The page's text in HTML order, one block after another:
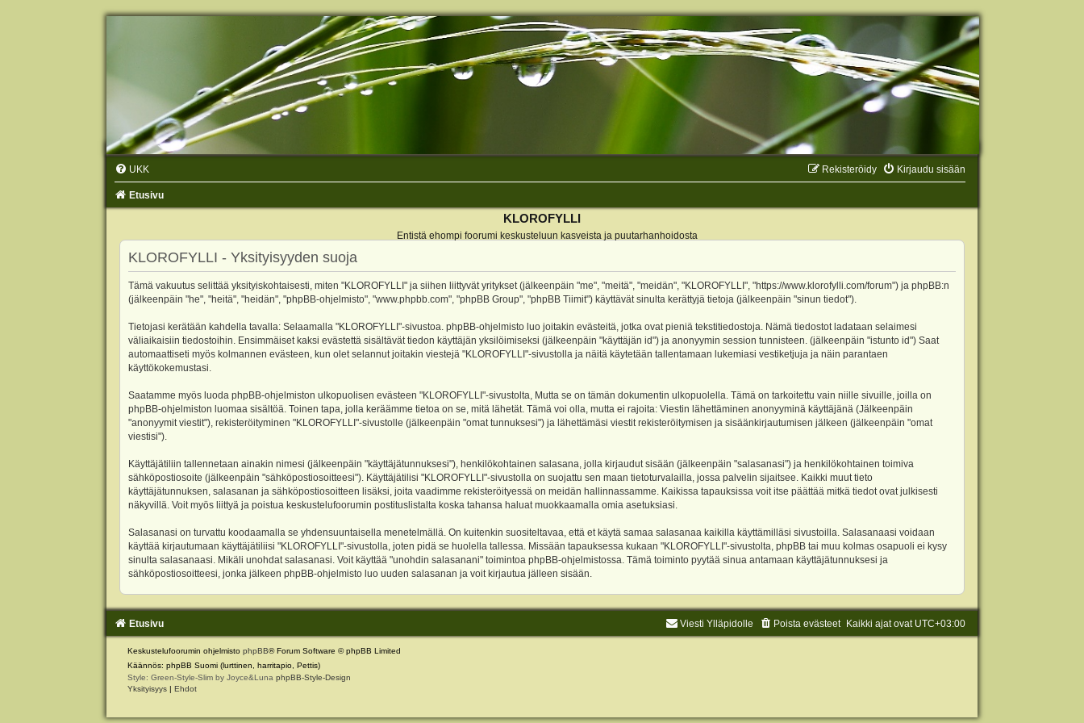
UKK Kirjaudu sisään
Rekisteröidy
Etusivu
KLOROFYLLI
Entistä ehompi foorumi keskusteluun kasveista ja puutarhanhoidosta
KLOROFYLLI - Yksityisyyden suoja
Tämä vakuutus selittää yksityiskohtaisesti, miten "KLOROFYLLI" ja siihen liittyvät yritykset (jälkeenpäin "me", "meitä", "meidän", "KLOROFYLLI", "https://www.klorofylli.com/forum") ja phpBB:n
(jälkeenpäin "he", "heitä", "heidän", "phpBB-ohjelmisto", "www.phpbb.com", "phpBB Group", "phpBB Tiimit") käyttävät sinulta kerättyjä tietoja (jälkeenpäin "sinun tiedot").
Tietojasi kerätään kahdella tavalla: Selaamalla "KLOROFYLLI"-sivustoa. phpBB-ohjelmisto luo joitakin evästeitä, jotka ovat pieniä tekstitiedostoja. Nämä tiedostot ladataan selaimesi
väliaikaisiin tiedostoihin. Ensimmäiset kaksi evästettä sisältävät tiedon käyttäjän yksilöimiseksi (jälkeenpäin "käyttäjän id") ja anonyymin session tunnisteen. (jälkeenpäin "istunto id") Saat
automaattiseti myös kolmannen evästeen, kun olet selannut joitakin viestejä "KLOROFYLLI"-sivustolla ja näitä käytetään tallentamaan lukemiasi vestiketjuja ja näin parantaen
käyttökokemustasi.
Saatamme myös luoda phpBB-ohjelmiston ulkopuolisen evästeen "KLOROFYLLI"-sivustolta, Mutta se on tämän dokumentin ulkopuolella. Tämä on tarkoitettu vain niille sivuille, joilla on
phpBB-ohjelmiston luomaa sisältöä. Toinen tapa, jolla keräämme tietoa on se, mitä lähetät. Tämä voi olla, mutta ei rajoita: Viestin lähettäminen anonyyminä käyttäjänä (Jälkeenpäin
"anonyymit viestit"), rekisteröityminen "KLOROFYLLI"-sivustolle (jälkeenpäin "omat tunnuksesi") ja lähettämäsi viestit rekisteröitymisen ja sisäänkirjautumisen jälkeen (jälkeenpäin "omat
viestisi").
Käyttäjätiliin tallennetaan ainakin nimesi (jälkeenpäin "käyttäjätunnuksesi"), henkilökohtainen salasana, jolla kirjaudut sisään (jälkeenpäin "salasanasi") ja henkilökohtainen toimiva
sähköpostiosoite (jälkeenpäin "sähköpostiosoitteesi"). Käyttäjätilisi "KLOROFYLLI"-sivustolla on suojattu sen maan tietoturvalailla, jossa palvelin sijaitsee. Kaikki muut tieto
käyttäjätunnuksen, salasanan ja sähköpostiosoitteen lisäksi, joita vaadimme rekisteröityessä on meidän hallinnassamme. Kaikissa tapauksissa voit itse päättää mitkä tiedot ovat julkisesti
näkyvillä. Voit myös liittyä ja poistua keskustelufoorumin postituslistalta koska tahansa haluat muokkaamalla omia asetuksiasi.
Salasanasi on turvattu koodaamalla se yhdensuuntaisella menetelmällä. On kuitenkin suositeltavaa, että et käytä samaa salasanaa kaikilla käyttämilläsi sivustoilla. Salasanaasi voidaan
käyttää kirjautumaan käyttäjätiliisi "KLOROFYLLI"-sivustolla, joten pidä se huolella tallessa. Missään tapauksessa kukaan "KLOROFYLLI"-sivustolta, phpBB tai muu kolmas osapuoli ei kysy
sinulta salasanaasi. Mikäli unohdat salasanasi. Voit käyttää "unohdin salasanani" toimintoa phpBB-ohjelmistossa. Tämä toiminto pyytää sinua antamaan käyttäjätunnuksesi ja
sähköpostiosoitteesi, jonka jälkeen phpBB-ohjelmisto luo uuden salasanan ja voit kirjautua jälleen sisään.
Etusivu Kaikki ajat ovat UTC+03:00
Poista evästeet
Viesti Ylläpidolle
Keskustelufoorumin ohjelmisto phpBB® Forum Software © phpBB Limited
Käännös: phpBB Suomi (lurttinen, harritapio, Pettis)
Style: Green-Style-Slim by Joyce&Luna phpBB-Style-Design
Yksityisyys | Ehdot